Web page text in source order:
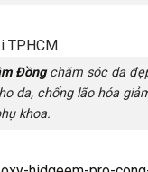
Đồngchăm sóc da
da, chống lão hóa
khoa.